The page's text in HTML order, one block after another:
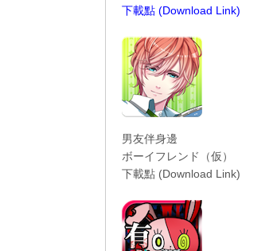
下載點 (Download Link)
男友伴身邊
ボーイフレンド（仮）
下載點 (Download Link)